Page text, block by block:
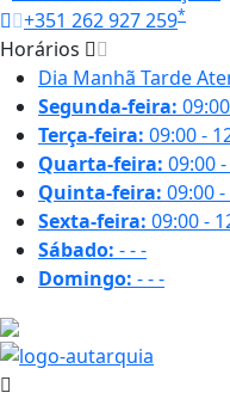
+351 262 927 259*
Horários
Dia Manhã Tarde
Segunda-feira:
Terça-feira: 09:00 -
Quarta-feira: 09:00
Quinta-feira: 09:00
Sexta-feira: 09:00 -
Sábado: ---
Domingo: ---